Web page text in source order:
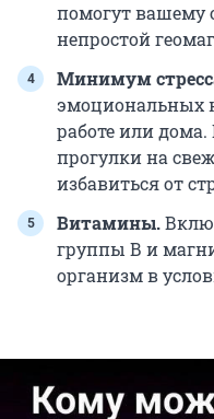
помогут вашему
непростой
Минимум
эмоциональных
работе или
прогулки на
избавиться от
Витамины.
группы В и
организм в